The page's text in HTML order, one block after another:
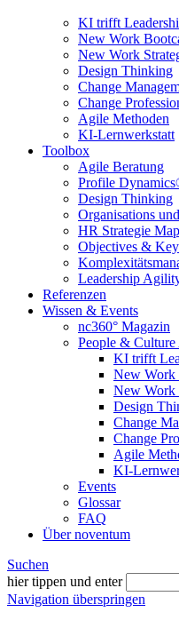
KI trifft
New Work
New Work
Design Thinking
Change
Change
Agile Methoden
KI-Lernwerkstatt
Toolbox
Agile Beratung
Profile
Design Thinking
Organisations
HR Strategie Map
Objectives &
Leadership
Referenzen
Wissen & Events
nc360° Magazin
People & Culture
KI trifft
New Work
New Work
Design
Change
Change
Agile
KI-
Events
Glossar
FAQ
Über noventum
Suchen
hier tippen und enter
Navigation überspringen